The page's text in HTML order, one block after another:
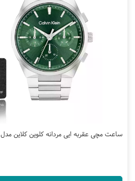
ساعت مچی عقربه ایی مردانه کلوین کلاین مدل 25200441